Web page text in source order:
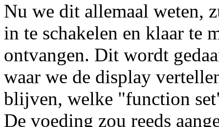
Nu we dit allemaal weten,
in te schakelen en klaar te
ontvangen. Dit wordt
waar we de display
blijven, welke "function
De voeding zou reeds